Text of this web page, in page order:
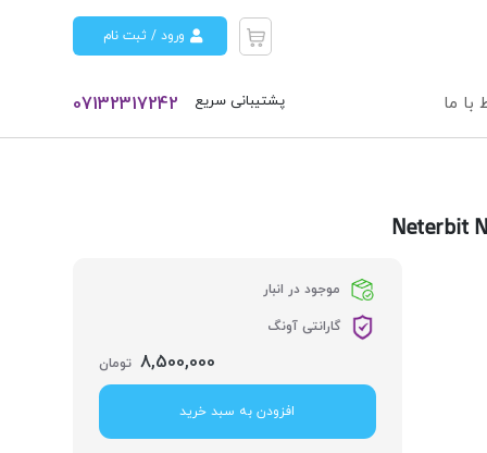
ورود / ثبت نام
07132317242 پشتیبانی سریع با ما
موجود در انبار
گارانتی آونگ
8,500,000 تومان
افزودن به سبد خرید